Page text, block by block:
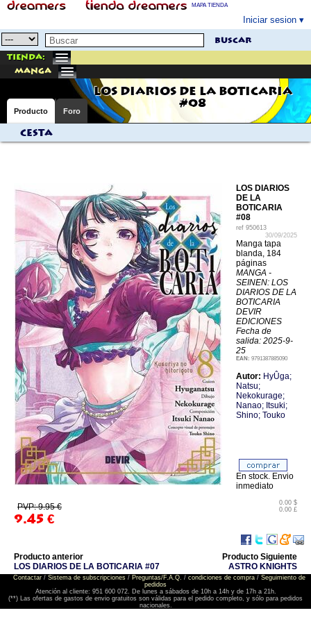
MAPA TIENDA
Iniciar sesion
buscar
Tienda:
manga
LOS DIARIOS DE LA BOTICARIA
#08
Producto Foro
Cesta
LOS DIARIOS
DE LA
BOTICARIA
#08
ref 950613
30/09/2025
Manga tapa
blanda, 184
páginas
MANGA -
SEINEN: LOS
DIARIOS DE LA
BOTICARIA
DEVIR
EDICIONES
Fecha de
salida: 2025-9-
25
EAN: 9791387885090
Autor: HyÛga;
Natsu;
Nekokurage;
Nanao; Itsuki;
Shino; Touko
PVP: 9.95 €
9.45 €
0.00 $
0.00 £
En stock. Envio
inmediato
Producto anterior
LOS DIARIOS DE LA BOTICARIA #07
Producto Siguiente
ASTRO KNIGHTS
Contactar/ Sistema de subscripciones/ Preguntas/F.A.Q. / condiciones de compra/ Seguimiento de
pedidos
Atención al cliente: 951 600 072. De lunes a sábados de 10h a 14h y de 17h a 21h.
(**) Las ofertas de gastos de envio gratuitos son válidas para el pedido completo, y sólo para pedidos
nacionales.